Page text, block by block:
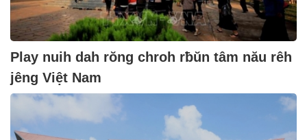
Play nuih dah rŏng chroh rƀŭn tâm nău rêh
jêng Việt Nam